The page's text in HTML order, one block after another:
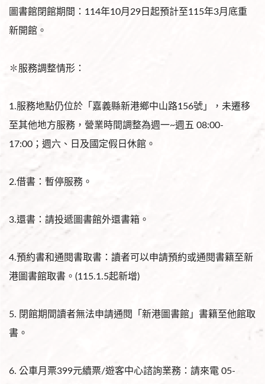
圖書館閉館期間：114年10月29日起預計至115年3月底重
新開館。
✽服務調整情形：
1.服務地點仍位於「嘉義縣新港鄉中山路156號」，未遷移
至其他地方服務，營業時間調整為週一~週五 08:00-
17:00；週六、日及國定假日休館。
2.借書：暫停服務。
3.還書：請投遞圖書館外還書箱。
4.預約書和通閱書取書：讀者可以申請預約或通閱書籍至新
港圖書館取書。(115.1.5起新增)
5. 閉館期間讀者無法申請通閱「新港圖書館」書籍至他館取
書。
6. 公車月票399元續票/遊客中心諮詢業務：請來電 05-